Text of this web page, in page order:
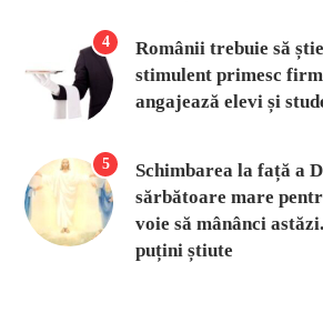
4
Românii trebuie să
stimulent primesc
angajează elevi și
5
Schimbarea la față a
sărbătoare mare
voie să mânânci
puțini știute